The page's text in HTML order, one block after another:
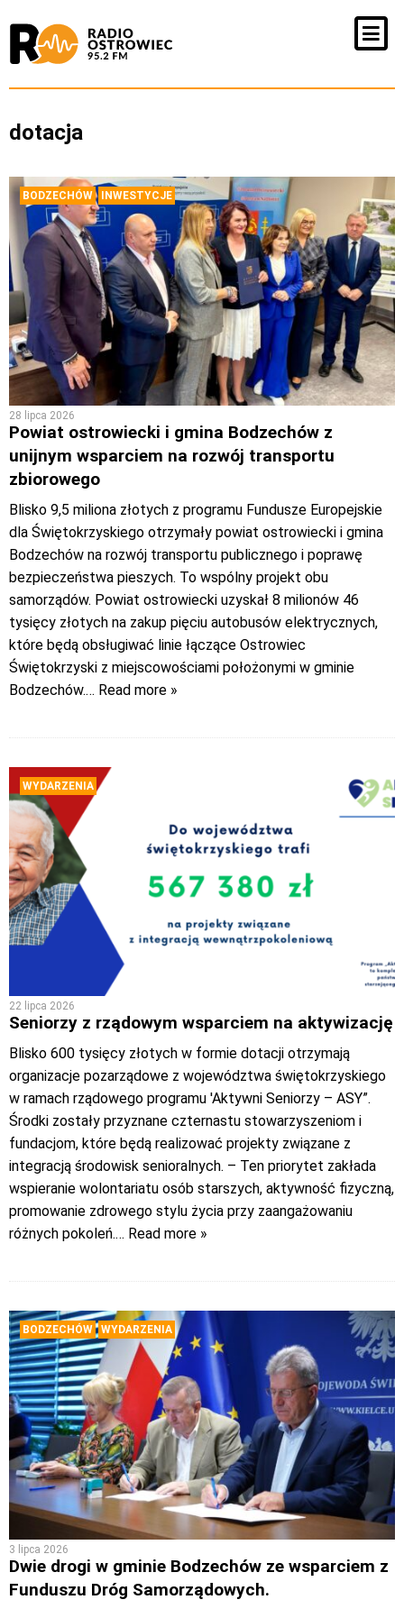
dotacja
BODZECHÓW INWESTYCJE
28 lipca 2026
Powiat ostrowiecki i gmina Bodzechów z
unijnym wsparciem na rozwój transportu
zbiorowego
Blisko 9,5 miliona złotych z programu Fundusze Europejskie
dla Świętokrzyskiego otrzymały powiat ostrowiecki i gmina
Bodzechów na rozwój transportu publicznego i poprawę
bezpieczeństwa pieszych. To wspólny projekt obu
samorządów. Powiat ostrowiecki uzyskał 8 milionów 46
tysięcy złotych na zakup pięciu autobusów elektrycznych,
które będą obsługiwać linie łączące Ostrowiec
Świętokrzyski z miejscowościami położonymi w gminie
Bodzechów.… Read more »
WYDARZENIA
22 lipca 2026
Seniorzy z rządowym wsparciem na aktywizację
Blisko 600 tysięcy złotych w formie dotacji otrzymają
organizacje pozarządowe z województwa świętokrzyskiego
w ramach rządowego programu 'Aktywni Seniorzy – ASY”.
Środki zostały przyznane czternastu stowarzyszeniom i
fundacjom, które będą realizować projekty związane z
integracją środowisk senioralnych. – Ten priorytet zakłada
wspieranie wolontariatu osób starszych, aktywność fizyczną,
promowanie zdrowego stylu życia przy zaangażowaniu
różnych pokoleń.… Read more »
BODZECHÓW WYDARZENIA
3 lipca 2026
Dwie drogi w gminie Bodzechów ze wsparciem z
Funduszu Dróg Samorządowych.